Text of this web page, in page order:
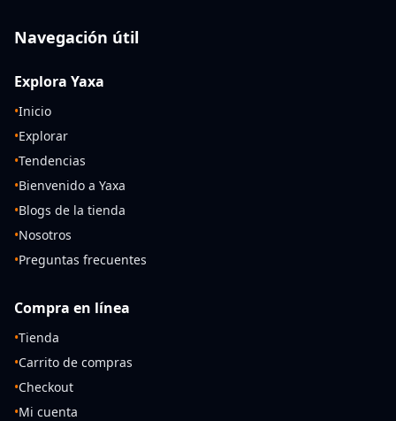
Navegación útil
Explora Yaxa
•Inicio
•Explorar
•Tendencias
•Bienvenido a Yaxa
•Blogs de la tienda
•Nosotros
•Preguntas frecuentes
Compra en línea
•Tienda
•Carrito de compras
•Checkout
•Mi cuenta